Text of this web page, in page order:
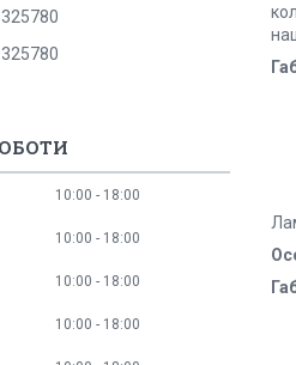
10:00 18:00
10:00 18:00
10:00 18:00
10:00 18:00